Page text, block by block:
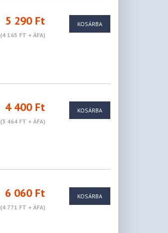
5 290 Ft
(4 165 FT + ÁFA)
KOSÁRBA
4 400 Ft
(3 464 FT + ÁFA)
KOSÁRBA
6 060 Ft
(4 771 FT + ÁFA)
KOSÁRBA